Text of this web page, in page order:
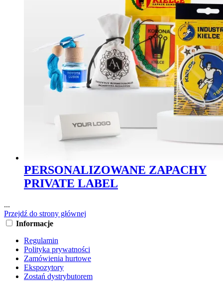
PERSONALIZOWANE ZAPACHY
PRIVATE LABEL
...
Przejdź do strony głównej
Informacje
Regulamin
Polityka prywatności
Zamówienia hurtowe
Ekspozytory
Zostań dystrybutorem